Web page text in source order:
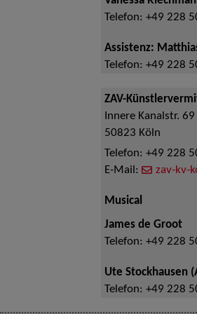
Telefon: +49 228
Assistenz:
Telefon: +49 228
ZAV-
Innere Kanalstr. 69
50823 Köln
Telefon: +49 228
E-Mail:
zav-kv-
Musical
James de Groot
Telefon: +49 228
Ute Stockhausen
Telefon: +49 228